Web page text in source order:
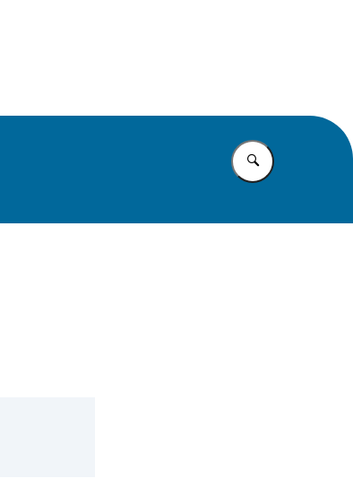
Vul in wat u